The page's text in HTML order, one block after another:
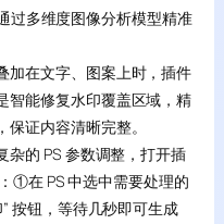
过多维度图像分析模型精准
加在文字、图案上时，插件
智能修复水印覆盖区域，精
证内容清晰完整。
杂的 PS 参数调整，打开插
①在 PS 中选中需要处理的
按钮，等待几秒即可生成